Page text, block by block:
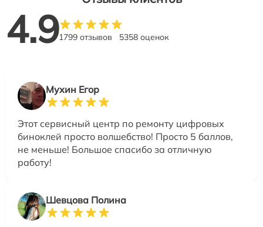
4.91799 отзывов 5358 оценок
Мухин Егор
Этот сервисный центр по ремонту цифровых
биноклей просто волшебство! Просто 5 баллов,
не меньше! Большое спасибо за отличную
работу!
Шевцова Полина